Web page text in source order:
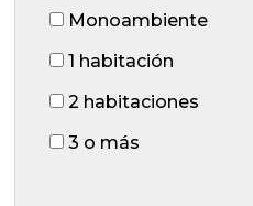
Monoambiente
1 habitación
2 habitaciones
3 o más